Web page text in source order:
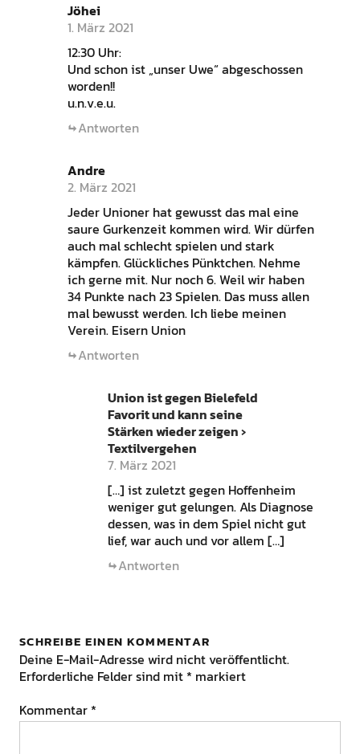
Jöhei
1. März 2021
12:30 Uhr:
Und schon ist „unser Uwe“ abgeschossen
worden!!
u.n.v.e.u.
Antworten
Andre
2. März 2021
Jeder Unioner hat gewusst das mal eine
saure Gurkenzeit kommen wird. Wir dürfen
auch mal schlecht spielen und stark
kämpfen. Glückliches Pünktchen. Nehme
ich gerne mit. Nur noch 6. Weil wir haben
34 Punkte nach 23 Spielen. Das muss allen
mal bewusst werden. Ich liebe meinen
Verein. Eisern Union
Antworten
Union ist gegen Bielefeld
Favorit und kann seine
Stärken wieder zeigen ›
Textilvergehen
7. März 2021
[…] ist zuletzt gegen Hoffenheim
weniger gut gelungen. Als Diagnose
dessen, was in dem Spiel nicht gut
lief, war auch und vor allem […]
Antworten
SCHREIBE EINEN KOMMENTAR
Deine E-Mail-Adresse wird nicht veröffentlicht.
Erforderliche Felder sind mit * markiert
Kommentar *